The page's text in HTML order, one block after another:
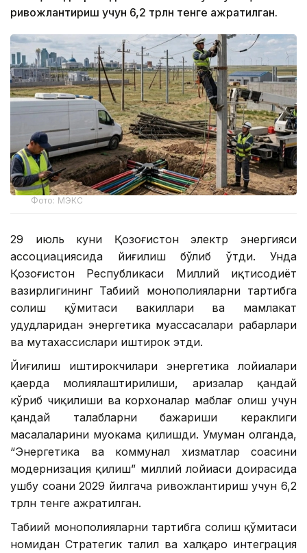
ривожлантириш учун 6,2 трлн тенге ажратилган.
Фото: МЭКС
29 июль куни Қозоғистон электр энергияси
ассоциациясида йиғилиш бўлиб ўтди. Унда
Қозоғистон Республикаси Миллий иқтисодиёт
вазирлигининг Табиий монополияларни тартибга
солиш қўмитаси вакиллари ва мамлакат
ҳудудларидан энергетика муассасалари раҳбарлари
ва мутахассислари иштирок этди.
Йиғилиш иштирокчилари энергетика лойиҳалари
қаерда молиялаштирилиши, аризалар қандай
кўриб чиқилиши ва корхоналар маблағ олиш учун
қандай талабларни бажариши кераклиги
масалаларини муҳокама қилишди. Умуман олганда,
“Энергетика ва коммунал хизматлар соҳасини
модернизация қилиш” миллий лойиҳаси доирасида
ушбу соҳани 2029 йилгача ривожлантириш учун 6,2
трлн тенге ажратилган.
Табиий монополияларни тартибга солиш қўмитаси
номидан Стратегик таҳлил ва халқаро интеграция